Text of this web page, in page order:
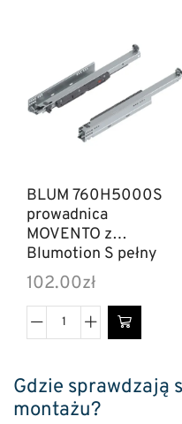
BLUM 760H5000S
prowadnica
MOVENTO z
Blumotion S pełny
wysuw, 40 kg, 500
mm
102.00zł
Gdzie sprawdzają
montażu?